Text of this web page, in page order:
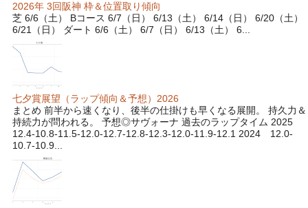
2026年 3回阪神 枠＆位置取り傾向
芝 6/6（土） Bコース 6/7（日） 6/13（土） 6/14（日） 6/20（土）
6/21（日） ダート 6/6（土） 6/7（日） 6/13（土） 6...
七夕賞展望（ラップ傾向＆予想）2026
まとめ 前半から速くなり、後半の仕掛けも早くなる展開。 持久力＆
持続力が問われる。 予想◎サヴォーナ 過去のラップタイム 2025
12.4-10.8-11.5-12.0-12.7-12.8-12.3-12.0-11.9-12.1 2024 12.0-
10.7-10.9...